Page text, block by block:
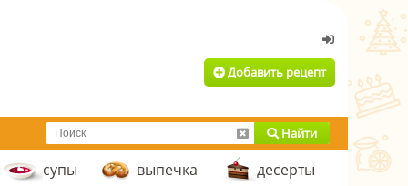
Добавить рецепт
Найти
супы выпечка десерты